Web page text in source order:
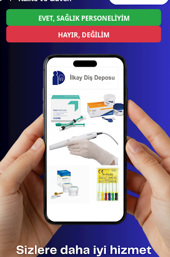
EVET, SAĞLIK PERSONELİYİM
HAYIR, DEĞİLİM